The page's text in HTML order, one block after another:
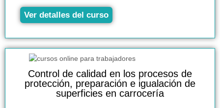
Ver detalles del curso
Control de calidad en los procesos de
protección, preparación e igualación de
superficies en carrocería